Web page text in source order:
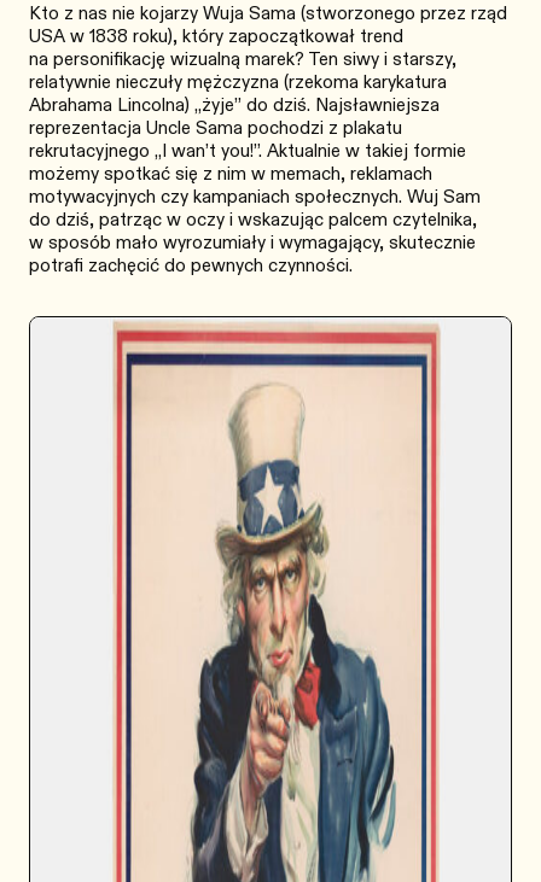
Kto z nas nie kojarzy Wuja Sama (stworzonego przez rząd
USA w 1838 roku), który zapoczątkował trend
na personifikację wizualną marek? Ten siwy i starszy,
relatywnie nieczuły mężczyzna (rzekoma karykatura
Abrahama Lincolna) „żyje” do dziś. Najsławniejsza
reprezentacja Uncle Sama pochodzi z plakatu
rekrutacyjnego „I wan’t you!”. Aktualnie w takiej formie
możemy spotkać się z nim w memach, reklamach
motywacyjnych czy kampaniach społecznych. Wuj Sam
do dziś, patrząc w oczy i wskazując palcem czytelnika,
w sposób mało wyrozumiały i wymagający, skutecznie
potrafi zachęcić do pewnych czynności.